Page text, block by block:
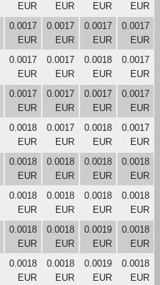
EUR
EUR
EUR
EUR
0.0017
EUR
0.0017
EUR
0.0017
EUR
0.0017
EUR
0.0017
EUR
0.0017
EUR
0.0018
EUR
0.0017
EUR
0.0017
EUR
0.0017
EUR
0.0017
EUR
0.0017
EUR
0.0018
EUR
0.0017
EUR
0.0018
EUR
0.0017
EUR
0.0018
EUR
0.0018
EUR
0.0018
EUR
0.0018
EUR
0.0018
EUR
0.0018
EUR
0.0018
EUR
0.0018
EUR
0.0018
EUR
0.0018
EUR
0.0019
EUR
0.0018
EUR
0.0018
EUR
0.0018
EUR
0.0019
EUR
0.0018
EUR